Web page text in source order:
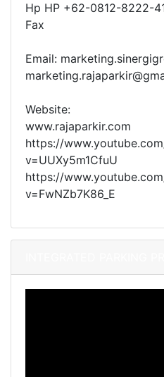
Hp HP +62-0812-8222-
Fax
Email:
Website:
www.rajaparkir.com
https://
v=UUXy5m1CfuU
https://
v=FwNZb7K86_E